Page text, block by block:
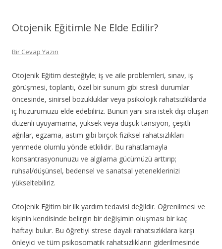
Otojenik Eğitimle Ne Elde Edilir?
Bir Cevap Yazın
Otojenik Eğitim desteğiyle; iş ve aile problemleri, sınav, iş
görüşmesi, toplantı, özel bir sunum gibi stresli durumlar
öncesinde, sinirsel bozukluklar veya psikolojik rahatsızlıklarda
iç huzurumuzu elde edebiliriz. Bunun yanı sıra istek dışı oluşan
düzenli uyuyamama, yüksek veya düşük tansiyon, çeşitli
ağrılar, egzama, astım gibi birçok fiziksel rahatsızlıkları
yenmede olumlu yönde etkilidir. Bu rahatlamayla
konsantrasyonunuzu ve algılama gücümüzü arttırıp;
ruhsal/düşünsel, bedensel ve sanatsal yeteneklerinizi
yükseltebiliriz.
Otojenik Eğitim bir ilk yardım tedavisi değildir. Öğrenilmesi ve
kişinin kendisinde belirgin bir değişimin oluşması bir kaç
haftayı bulur. Bu öğretiyi strese dayalı rahatsızlıklara karşı
önleyici ve tüm psikosomatik rahatsızlıkların giderilmesinde